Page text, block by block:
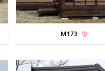
M173